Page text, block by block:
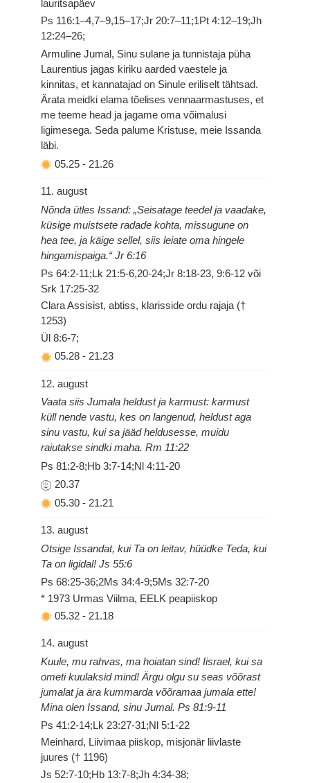
lauritsapäev
Ps 116:1–4,7–9,15–17;Jr 20:7–11;1Pt 4:12–19;Jh
12:24–26;
Armuline Jumal, Sinu sulane ja tunnistaja püha
Laurentius jagas kiriku aarded vaestele ja
kinnitas, et kannatajad on Sinule eriliselt tähtsad.
Ärata meidki elama tõelises vennaarmastuses, et
me teeme head ja jagame oma võimalusi
ligimesega. Seda palume Kristuse, meie Issanda
läbi.
05.25 - 21.26
11. august
Nõnda ütles Issand: „Seisatage teedel ja vaadake,
küsige muistsete radade kohta, missugune on
hea tee, ja käige sellel, siis leiate oma hingele
hingamispaiga.“ Jr 6:16
Ps 64:2-11;Lk 21:5-6,20-24;Jr 8:18-23, 9:6-12 või
Srk 17:25-32
Clara Assisist, abtiss, klarisside ordu rajaja (†
1253)
Ül 8:6-7;
05.28 - 21.23
12. august
Vaata siis Jumala heldust ja karmust: karmust
küll nende vastu, kes on langenud, heldust aga
sinu vastu, kui sa jääd heldusesse, muidu
raiutakse sindki maha. Rm 11:22
Ps 81:2-8;Hb 3:7-14;Nl 4:11-20
20.37
05.30 - 21.21
13. august
Otsige Issandat, kui Ta on leitav, hüüdke Teda, kui
Ta on ligidal! Js 55:6
Ps 68:25-36;2Ms 34:4-9;5Ms 32:7-20
* 1973 Urmas Viilma, EELK peapiiskop
05.32 - 21.18
14. august
Kuule, mu rahvas, ma hoiatan sind! Iisrael, kui sa
ometi kuulaksid mind! Ärgu olgu su seas võõrast
jumalat ja ära kummarda võõramaa jumala ette!
Mina olen Issand, sinu Jumal. Ps 81:9-11
Ps 41:2-14;Lk 23:27-31;Nl 5:1-22
Meinhard, Liivimaa piiskop, misjonär liivlaste
juures († 1196)
Js 52:7-10;Hb 13:7-8;Jh 4:34-38;